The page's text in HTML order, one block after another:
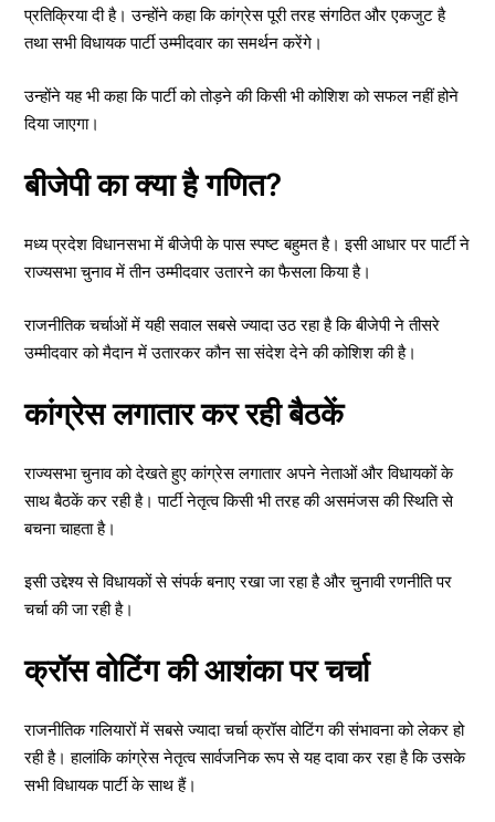
प्रतिक्रिया दी है। उन्होंने कहा कि कांग्रेस पूरी तरह संगठित और एकजुट है
तथा सभी विधायक पार्टी उम्मीदवार का समर्थन करेंगे।
उन्होंने यह भी कहा कि पार्टी को तोड़ने की किसी भी कोशिश को सफल नहीं होने
दिया जाएगा।
बीजेपी का क्या है गणित?
मध्य प्रदेश विधानसभा में बीजेपी के पास स्पष्ट बहुमत है। इसी आधार पर पार्टी ने
राज्यसभा चुनाव में तीन उम्मीदवार उतारने का फैसला किया है।
राजनीतिक चर्चाओं में यही सवाल सबसे ज्यादा उठ रहा है कि बीजेपी ने तीसरे
उम्मीदवार को मैदान में उतारकर कौन सा संदेश देने की कोशिश की है।
कांग्रेस लगातार कर रही बैठकें
राज्यसभा चुनाव को देखते हुए कांग्रेस लगातार अपने नेताओं और विधायकों के
साथ बैठकें कर रही है। पार्टी नेतृत्व किसी भी तरह की असमंजस की स्थिति से
बचना चाहता है।
इसी उद्देश्य से विधायकों से संपर्क बनाए रखा जा रहा है और चुनावी रणनीति पर
चर्चा की जा रही है।
क्रॉस वोटिंग की आशंका पर चर्चा
राजनीतिक गलियारों में सबसे ज्यादा चर्चा क्रॉस वोटिंग की संभावना को लेकर हो
रही है। हालांकि कांग्रेस नेतृत्व सार्वजनिक रूप से यह दावा कर रहा है कि उसके
सभी विधायक पार्टी के साथ हैं।